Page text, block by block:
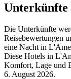
Die Unterkünfte
Reisebewertungen
eine Nacht in
Diese Hotels in
Komfort, Lage und
6. August 2026.